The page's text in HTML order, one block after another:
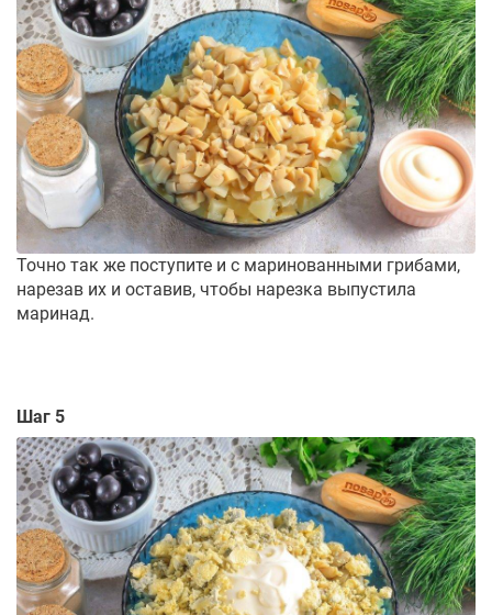
Точно так же поступите и с маринованными грибами,
нарезав их и оставив, чтобы нарезка выпустила
маринад.
Шаг 5